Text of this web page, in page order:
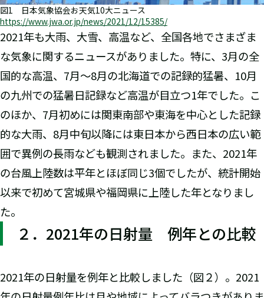
図1 日本気象協会お天気10大ニュース
https://www.jwa.or.jp/news/2021/12/15385/
2021年も大雨、大雪、高温など、全国各地でさまざま
な気象に関するニュースがありました。特に、3月の全
国的な高温、7月～8月の北海道での記録的猛暑、10月
の九州での猛暑日記録など高温が目立つ1年でした。こ
のほか、7月初めには関東南部や東海を中心とした記録
的な大雨、8月中旬以降には東日本から西日本の広い範
囲で異例の長雨なども観測されました。また、2021年
の台風上陸数は平年とほぼ同じ3個でしたが、統計開始
以来で初めて宮城県や福岡県に上陸した年となりまし
た。
２．2021年の日射量 例年との比較
2021年の日射量を例年と比較しました（図２）。2021